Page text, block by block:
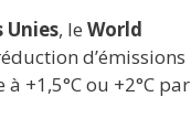
, le World
d’émissions
+1,5°C ou +2°C par